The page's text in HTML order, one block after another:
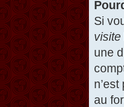
Si
visite
une
au